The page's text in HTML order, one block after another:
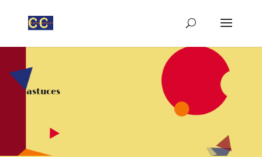
astuces